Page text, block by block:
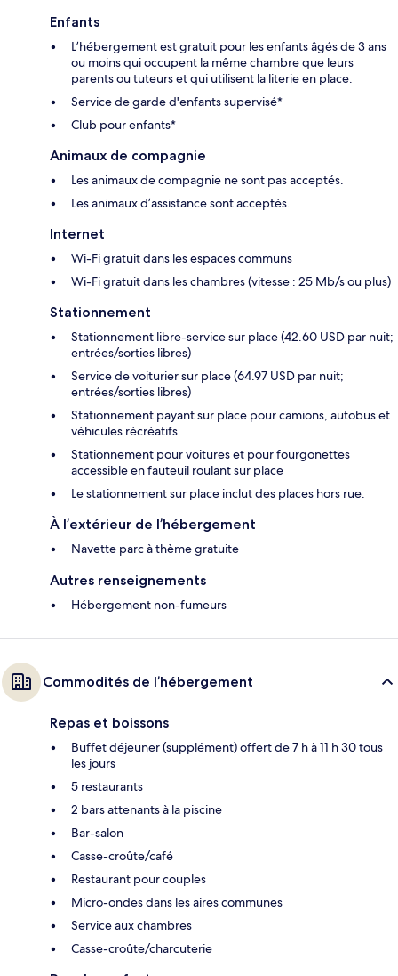
Enfants
L’hébergement est gratuit pour les enfants âgés de 3 ans
ou moins qui occupent la même chambre que leurs
parents ou tuteurs et qui utilisent la literie en place.
Service de garde d'enfants supervisé*
Club pour enfants*
Animaux de compagnie
Les animaux de compagnie ne sont pas acceptés.
Les animaux d’assistance sont acceptés.
Internet
Wi-Fi gratuit dans les espaces communs
Wi-Fi gratuit dans les chambres (vitesse : 25 Mb/s ou plus)
Stationnement
Stationnement libre-service sur place (42.60 USD par nuit;
entrées/sorties libres)
Service de voiturier sur place (64.97 USD par nuit;
entrées/sorties libres)
Stationnement payant sur place pour camions, autobus et
véhicules récréatifs
Stationnement pour voitures et pour fourgonettes
accessible en fauteuil roulant sur place
Le stationnement sur place inclut des places hors rue.
À l’extérieur de l’hébergement
Navette parc à thème gratuite
Autres renseignements
Hébergement non-fumeurs
Commodités de l’hébergement
Repas et boissons
Buffet déjeuner (supplément) offert de 7 h à 11 h 30 tous
les jours
5 restaurants
2 bars attenants à la piscine
Bar-salon
Casse-croûte/café
Restaurant pour couples
Micro-ondes dans les aires communes
Service aux chambres
Casse-croûte/charcuterie